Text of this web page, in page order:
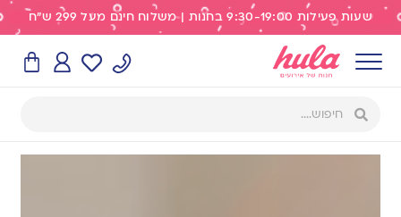
שעות פעילות 9:30-19:00 בחנות | משלוח חינם מעל 299 ש"ח